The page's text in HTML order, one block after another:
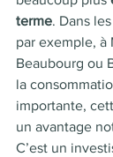
terme. Dans
par exemple, à
Beaubourg ou
la
importante,
un avantage
C’est un